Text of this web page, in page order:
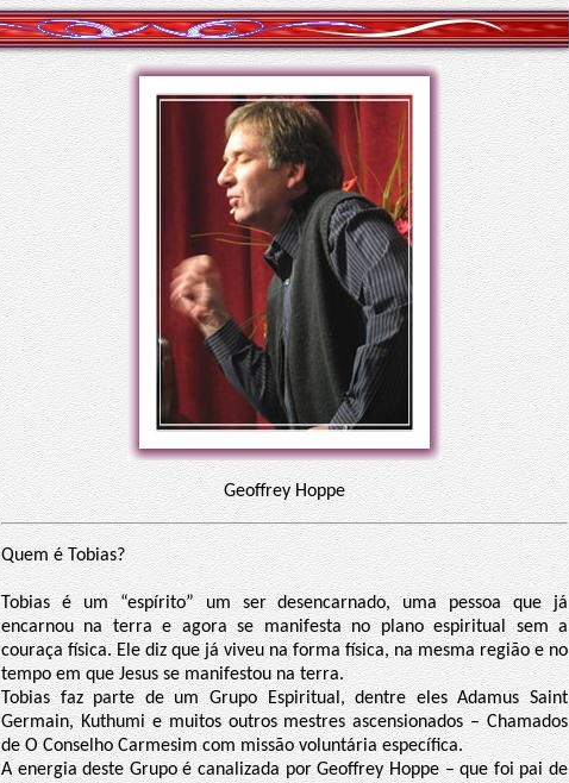
Geoffrey Hoppe
Quem é Tobias?
Tobias é um “espírito” um ser desencarnado, uma pessoa que já
encarnou na terra e agora se manifesta no plano espiritual sem a
couraça física. Ele diz que já viveu na forma física, na mesma região e no
tempo em que Jesus se manifestou na terra.
Tobias faz parte de um Grupo Espiritual, dentre eles Adamus Saint
Germain, Kuthumi e muitos outros mestres ascensionados – Chamados
de O Conselho Carmesim com missão voluntária específica.
A energia deste Grupo é canalizada por Geoffrey Hoppe – que foi pai de